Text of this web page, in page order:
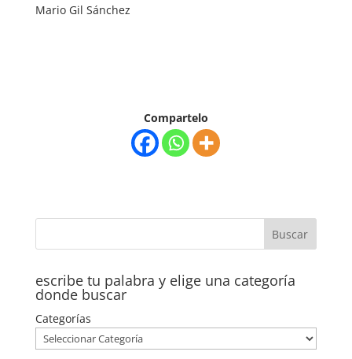
Mario Gil Sánchez
Compartelo
escribe tu palabra y elige una categoría
donde buscar
Categorías